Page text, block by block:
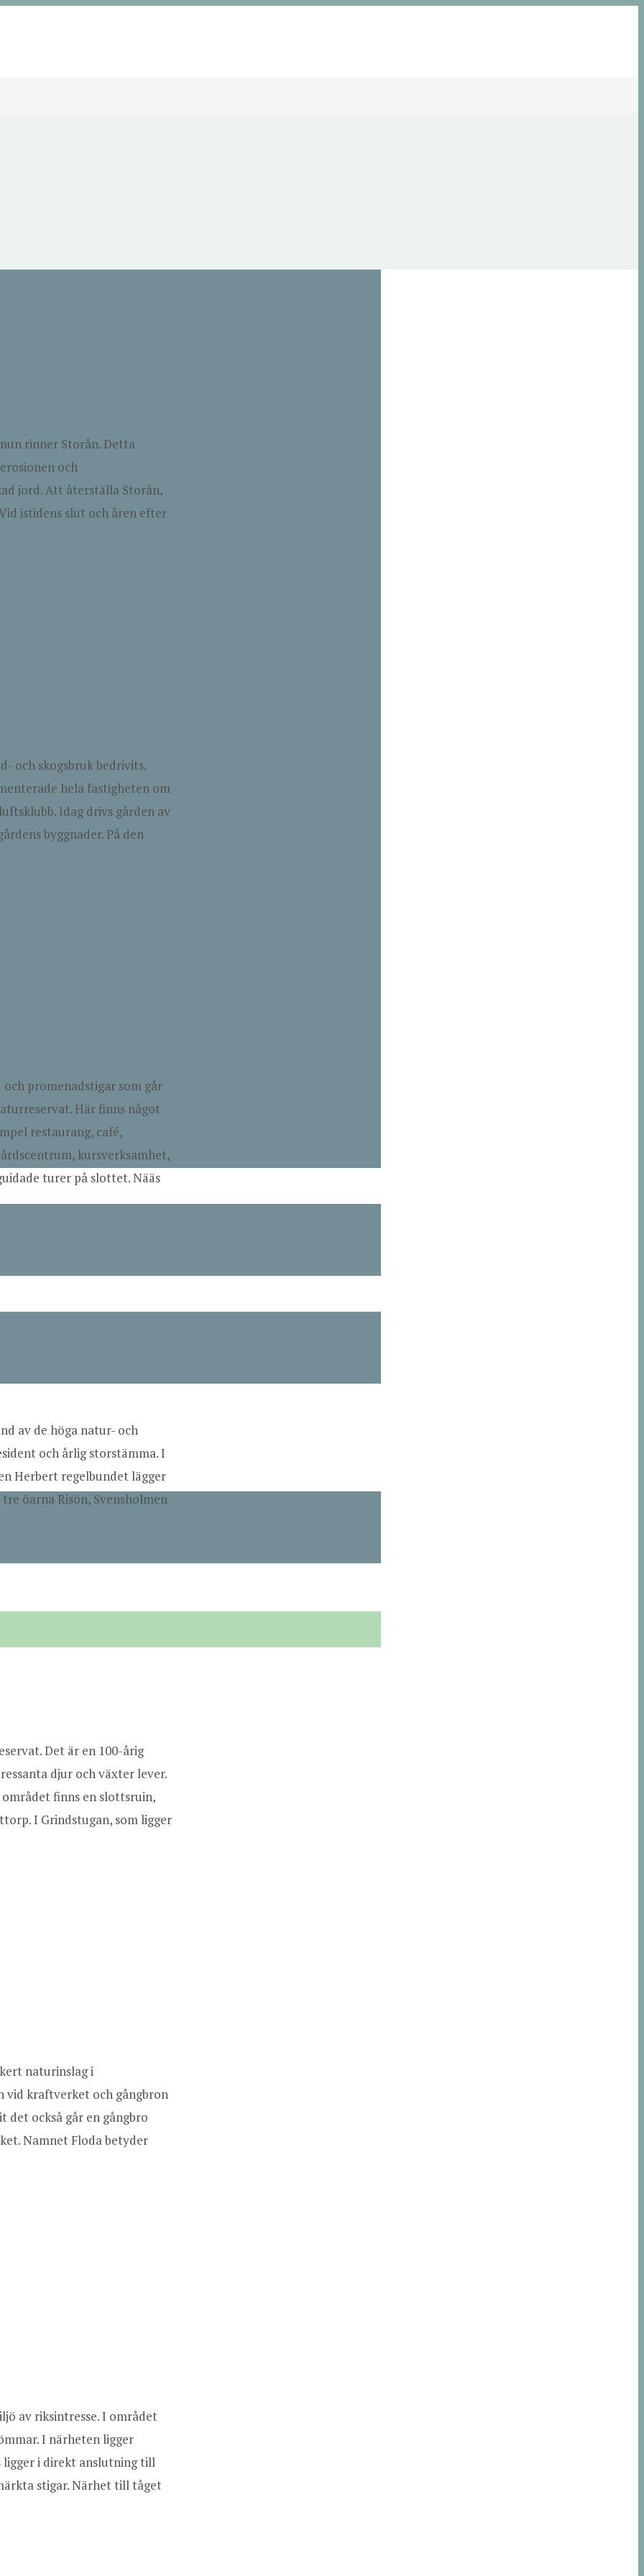
rinner Storån. Detta
och
jord. Att återställa Storån,
istidens slut och åren efter
och skogsbruk bedrivits.
hela fastigheten om
Idag drivs gården av
byggnader. På den
promenadstigar som går
Här finns något
restaurang, café,
kursverksamhet,
turer på slottet. Nääs
av de höga natur- och
och årlig storstämma. I
Herbert regelbundet lägger
öarna Risön, Svensholmen
Det är en 100-årig
djur och växter lever.
finns en slottsruin,
I Grindstugan, som ligger
naturinslag i
vid kraftverket och gångbron
det också går en gångbro
Namnet Floda betyder
av riksintresse. I området
I närheten ligger
ligger i direkt anslutning till
stigar. Närhet till tåget